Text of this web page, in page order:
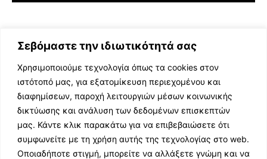
Σεβόμαστε την ιδιωτικότητά σας
Χρησιμοποιούμε τεχνολογία όπως τα cookies στον
ιστότοπό μας, για εξατομίκευση περιεχομένου και
διαφημίσεων, παροχή λειτουργιών μέσων κοινωνικής
δικτύωσης και ανάλυση των δεδομένων επισκεπτών
μας. Κάντε κλικ παρακάτω για να επιβεβαιώσετε ότι
συμφωνείτε με τη χρήση αυτής της τεχνολογίας στο web.
Οποιαδήποτε στιγμή, μπορείτε να αλλάξετε γνώμη και να
ΕΛΛΗΝΙΚΗ ΜΟΥΣΙΚΗ
TV SHOWS
EVENTS
ΘΕΑΤΡΟ